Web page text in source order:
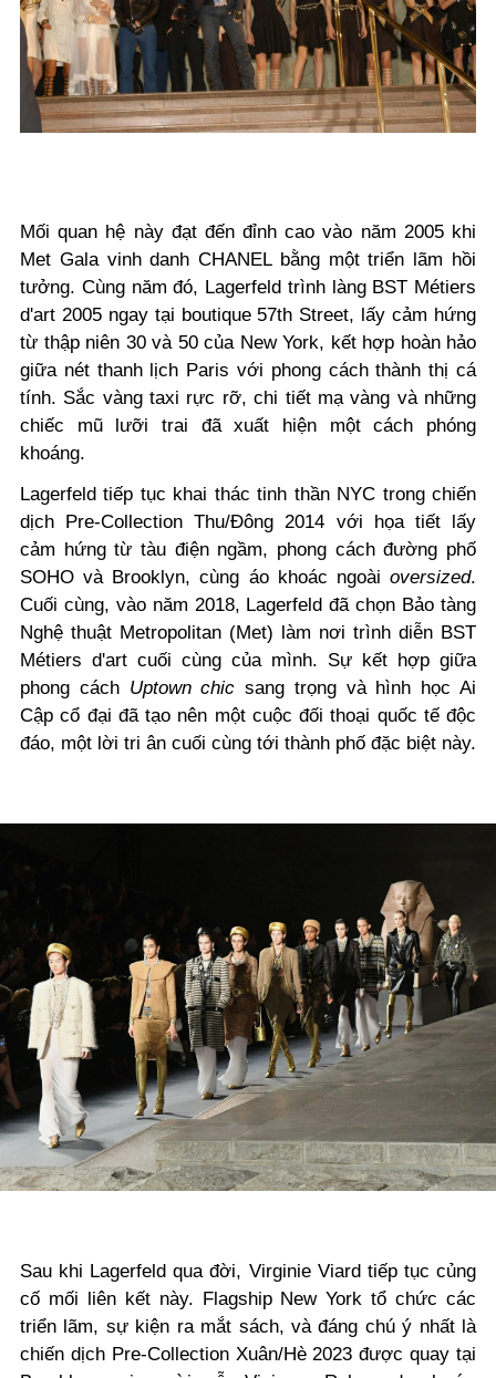
Mối quan hệ này đạt đến đỉnh cao vào năm 2005 khi
Met Gala vinh danh CHANEL bằng một triển lãm hồi
tưởng. Cùng năm đó, Lagerfeld trình làng BST Métiers
d'art 2005 ngay tại boutique 57th Street, lấy cảm hứng
từ thập niên 30 và 50 của New York, kết hợp hoàn hảo
giữa nét thanh lịch Paris với phong cách thành thị cá
tính. Sắc vàng taxi rực rỡ, chi tiết mạ vàng và những
chiếc mũ lưỡi trai đã xuất hiện một cách phóng
khoáng.
Lagerfeld tiếp tục khai thác tinh thần NYC trong chiến
dịch Pre-Collection Thu/Đông 2014 với họa tiết lấy
cảm hứng từ tàu điện ngầm, phong cách đường phố
SOHO và Brooklyn, cùng áo khoác ngoài oversized.
Cuối cùng, vào năm 2018, Lagerfeld đã chọn Bảo tàng
Nghệ thuật Metropolitan (Met) làm nơi trình diễn BST
Métiers d'art cuối cùng của mình. Sự kết hợp giữa
phong cách Uptown chic sang trọng và hình học Ai
Cập cổ đại đã tạo nên một cuộc đối thoại quốc tế độc
đáo, một lời tri ân cuối cùng tới thành phố đặc biệt này.
Sau khi Lagerfeld qua đời, Virginie Viard tiếp tục củng
cố mối liên kết này. Flagship New York tổ chức các
triển lãm, sự kiện ra mắt sách, và đáng chú ý nhất là
chiến dịch Pre-Collection Xuân/Hè 2023 được quay tại